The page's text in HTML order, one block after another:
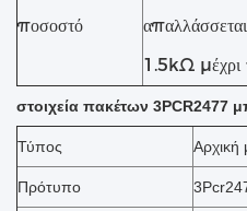
ποσοστό
1.5kΩ μέχρι
στοιχεία πακέτων 3PCR2477
Τύπος Αρχική
Πρότυπο